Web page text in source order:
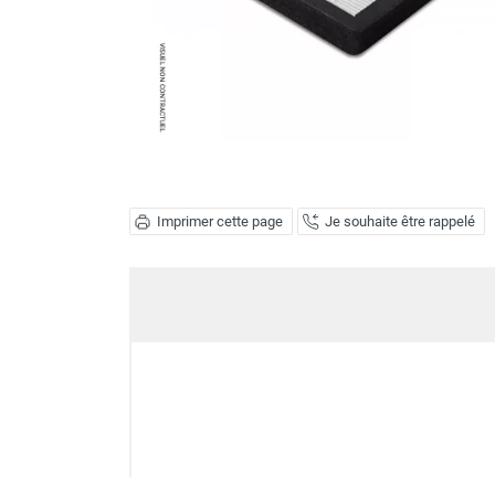
Ventilateur de chantier
Ventilateur centrifuge
Ventilateur de sol
Ventilateur sur pied
Ventilateur de bureau
Extracteur d'air mural centrifuge
Imprimer cette page Je souhaite être rappelé